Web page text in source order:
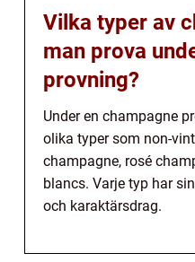
Vilka typer av
man prova
provning?
Under en champagne
olika typer som non-
champagne, rosé
blancs. Varje typ har
och karaktärsdrag.